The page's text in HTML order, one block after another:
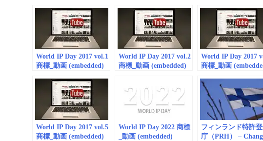
World IP Day 2017 vol.1
商標_動画 (embedded)
World IP Day 2017 vol.2
商標_動画 (embedded)
World IP Day 2017
商標_動画
World IP Day 2017 vol.5
商標_動画 (embedded)
World IP Day 2022 商標
_動画 (embedded)
フィンランド特許
庁（PRH） –